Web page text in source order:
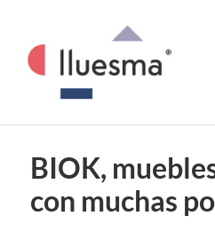
BIOK,
con muchas